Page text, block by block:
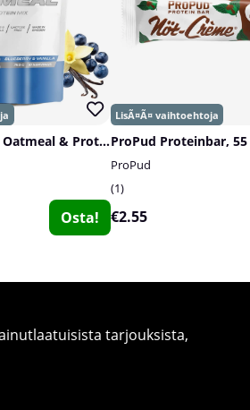
SOLID Nutrition Oatmeal & Protein Mix, 750 g
Osta!
ProPud Proteinbar, 55
ProPud
1
€2.55
tarjouksista,